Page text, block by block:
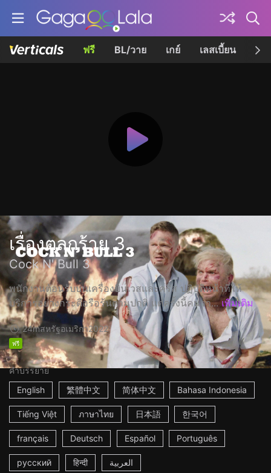
ฟรี BL/วาย เกย์ เลสเบี้ยน เค
เรื่องตลกร้าย 3
Cock N' Bull 3
พนักงานต้อนรับบนเครื่องบินเวสและคริส ปฏิบัติหน้าที่ให้
บริการอย่างกระตือรือร้นตามปกติ แต่ครั้งนี้คนวา... เพิ่มเติม
24mสหรัฐอเมริกา2022
ฟรี
คำบรรยาย
English
繁體中文 简体中文 Bahasa Indonesia
Tiếng Việt ภาษาไทย 日本語 한국어
français Deutsch Español Português
русский हिन्दी العربية